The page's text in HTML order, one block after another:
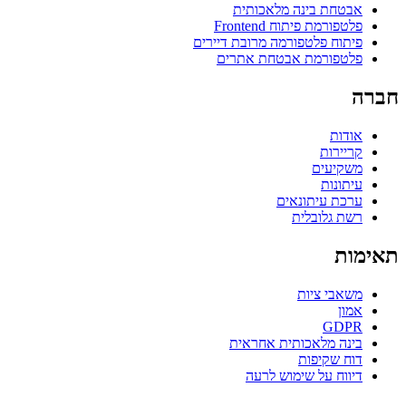
אבטחת בינה מלאכותית
פלטפורמת פיתוח Frontend
פיתוח פלטפורמה מרובת דיירים
פלטפורמת אבטחת אתרים
חברה
אודות
קריירות
משקיעים
עיתונות
ערכת עיתונאים
רשת גלובלית
תאימות
משאבי ציות
אמון
GDPR
בינה מלאכותית אחראית
דוח שקיפות
דיווח על שימוש לרעה